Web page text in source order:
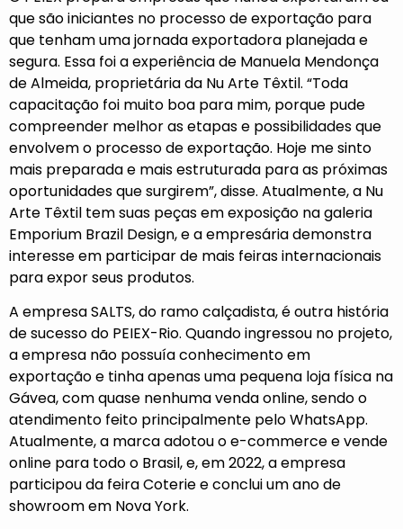
que são iniciantes no processo de exportação para
que tenham uma jornada exportadora planejada e
segura. Essa foi a experiência de Manuela Mendonça
de Almeida, proprietária da Nu Arte Têxtil. “Toda
capacitação foi muito boa para mim, porque pude
compreender melhor as etapas e possibilidades que
envolvem o processo de exportação. Hoje me sinto
mais preparada e mais estruturada para as próximas
oportunidades que surgirem”, disse. Atualmente, a Nu
Arte Têxtil tem suas peças em exposição na galeria
Emporium Brazil Design, e a empresária demonstra
interesse em participar de mais feiras internacionais
para expor seus produtos.
A empresa SALTS, do ramo calçadista, é outra história
de sucesso do PEIEX-Rio. Quando ingressou no projeto,
a empresa não possuía conhecimento em
exportação e tinha apenas uma pequena loja física na
Gávea, com quase nenhuma venda online, sendo o
atendimento feito principalmente pelo WhatsApp.
Atualmente, a marca adotou o e-commerce e vende
online para todo o Brasil, e, em 2022, a empresa
participou da feira Coterie e conclui um ano de
showroom em Nova York.